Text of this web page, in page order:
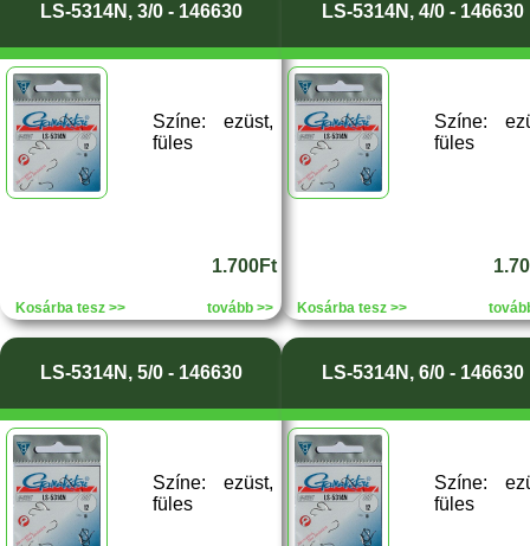
LS-5314N, 3/0 - 146630
Színe: ezüst,
füles
1.700Ft
Kosárba tesz >> tovább >>
LS-5314N, 4/0 - 146630
Színe:
füles
Kosárba tesz >>
LS-5314N, 5/0 - 146630
Színe: ezüst,
füles
LS-5314N, 6/0 - 146630
Színe:
füles